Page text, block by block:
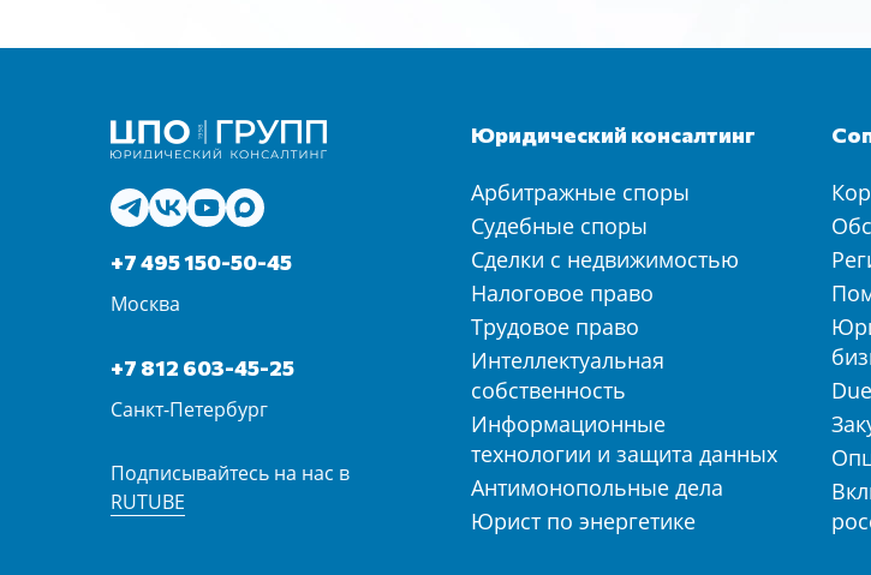
+7 495 150-50-45
Москва
+7 812 603-45-25
Санкт-Петербург
Подписывайтесь на нас в
RUTUBE
Юридический консалтинг
Арбитражные споры
Судебные споры
Сделки с недвижимостью
Налоговое право
Трудовое право
Интеллектуальная
собственность
Информационные
технологии и защита данных
Антимонопольные дела
Юрист по энергетике